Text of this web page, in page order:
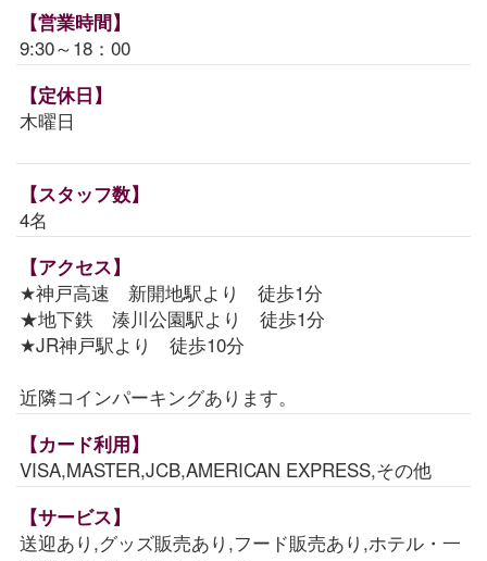
【営業時間】
9:30～18：00
【定休日】
木曜日
【スタッフ数】
4名
【アクセス】
★神戸高速 新開地駅より 徒歩1分
★地下鉄 湊川公園駅より 徒歩1分
★JR神戸駅より 徒歩10分
近隣コインパーキングあります。
【カード利用】
VISA,MASTER,JCB,AMERICAN EXPRESS,その他
【サービス】
送迎あり,グッズ販売あり,フード販売あり,ホテル・一